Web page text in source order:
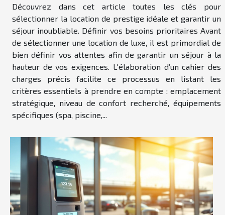
Découvrez dans cet article toutes les clés pour
sélectionner la location de prestige idéale et garantir un
séjour inoubliable. Définir vos besoins prioritaires Avant
de sélectionner une location de luxe, il est primordial de
bien définir vos attentes afin de garantir un séjour à la
hauteur de vos exigences. L'élaboration d’un cahier des
charges précis facilite ce processus en listant les
critères essentiels à prendre en compte : emplacement
stratégique, niveau de confort recherché, équipements
spécifiques (spa, piscine,...